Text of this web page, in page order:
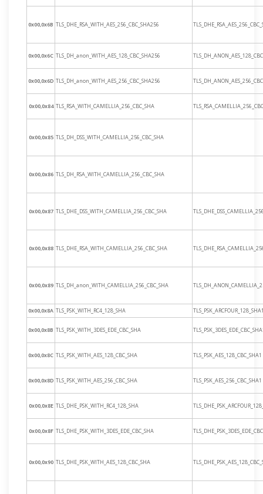
0x00,0x6B TLS_DHE_RSA_WITH_AES_256_CBC_SHA256
0x00,0x6C TLS_DH_anon_WITH_AES_128_CBC_SHA256
0x00,0x6D TLS_DH_anon_WITH_AES_256_CBC_SHA256
0x00,0x84 TLS_RSA_WITH_CAMELLIA_256_CBC_SHA
0x00,0x85 TLS_DH_DSS_WITH_CAMELLIA_256_CBC_SHA
0x00,0x86 TLS_DH_RSA_WITH_CAMELLIA_256_CBC_SHA
0x00,0x87 TLS_DHE_DSS_WITH_CAMELLIA_256_CBC_SHA
0x00,0x88 TLS_DHE_RSA_WITH_CAMELLIA_256_CBC_SHA
0x00,0x89 TLS_DH_anon_WITH_CAMELLIA_256_CBC_SHA
0x00,0x8A TLS_PSK_WITH_RC4_128_SHA
0x00,0x8B TLS_PSK_WITH_3DES_EDE_CBC_SHA
0x00,0x8C TLS_PSK_WITH_AES_128_CBC_SHA TLS_PSK_AES_128_CBC_SHA1
0x00,0x8D TLS_PSK_WITH_AES_256_CBC_SHA TLS_PSK_AES_256_CBC_SHA1
0x00,0x8E TLS_DHE_PSK_WITH_RC4_128_SHA
0x00,0x8F TLS_DHE_PSK_WITH_3DES_EDE_CBC_SHA
0x00,0x90 TLS_DHE_PSK_WITH_AES_128_CBC_SHA